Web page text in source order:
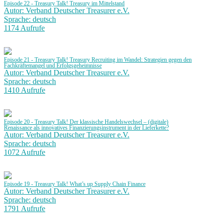
Episode 22 - Treasury Talk! Treasury im Mittelstand
Autor: Verband Deutscher Treasurer e.V.
Sprache: deutsch
1174 Aufrufe
Episode 21 - Treasury Talk! Treasury Recruiting im Wandel: Strategien gegen den
Fachkräftemangel und Erfolgsgeheimnisse
Autor: Verband Deutscher Treasurer e.V.
Sprache: deutsch
1410 Aufrufe
Episode 20 - Treasury Talk! Der klassische Handelswechsel – (digitale)
Renaissance als innovatives Finanzierungsinstrument in der Lieferkette?
Autor: Verband Deutscher Treasurer e.V.
Sprache: deutsch
1072 Aufrufe
Episode 19 - Treasury Talk! What’s up Supply Chain Finance
Autor: Verband Deutscher Treasurer e.V.
Sprache: deutsch
1791 Aufrufe